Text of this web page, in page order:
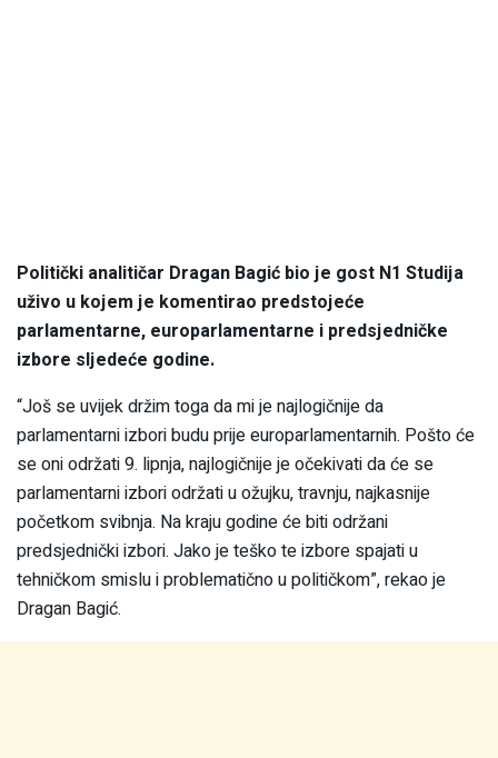
Politički analitičar Dragan Bagić bio je gost N1 Studija
uživo u kojem je komentirao predstojeće
parlamentarne, europarlamentarne i predsjedničke
izbore sljedeće godine.
“Još se uvijek držim toga da mi je najlogičnije da
parlamentarni izbori budu prije europarlamentarnih. Pošto će
se oni održati 9. lipnja, najlogičnije je očekivati da će se
parlamentarni izbori održati u ožujku, travnju, najkasnije
početkom svibnja. Na kraju godine će biti održani
predsjednički izbori. Jako je teško te izbore spajati u
tehničkom smislu i problematično u političkom”, rekao je
Dragan Bagić.